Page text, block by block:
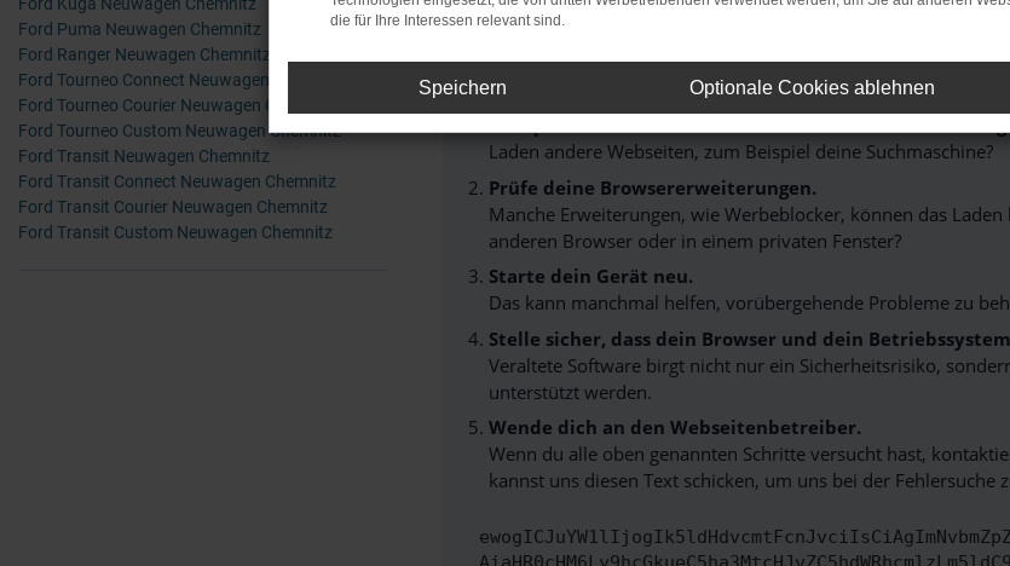
Ford Puma Neuwagen Chemnitz
Ford Ranger Neuwagen Chemnitz
Ford Tourneo Connect Neuwagen Chemnitz
Ford Tourneo Courier Neuwagen Chemnitz
Ford Tourneo Custom Neuwagen Chemnitz
Ford Transit Neuwagen Chemnitz
Ford Transit Connect Neuwagen Chemnitz
Ford Transit Courier Neuwagen Chemnitz
Ford Transit Custom Neuwagen Chemnitz
Hier sind ein paar Tipps, die dir helfen können:
Laden andere Webseiten, zum Beispiel deine Suchmaschine?
Prüfe deine Browsererweiterungen.
Manche Erweiterungen, wie Werbeblocker, können das
anderen Browser oder in einem privaten Fenster?
Starte dein Gerät neu.
Das kann manchmal helfen, vorübergehende Probleme zu
Stelle sicher, dass dein Browser und dein
Veraltete Software birgt nicht nur ein Sicherheitsrisiko,
unterstützt werden.
Wende dich an den Webseitenbetreiber.
Wenn du alle oben genannten Schritte versucht hast,
kannst uns diesen Text schicken, um uns bei der Fehlersuche
die für Ihre Interessen relevant sind.
Speichern Optionale Cookies ablehnen